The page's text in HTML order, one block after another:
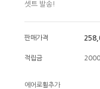
셋트 발송!
판매가격
적립금 2000
에어로휠추가